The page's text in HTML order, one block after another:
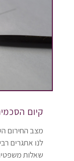
קיום
מצב החירום
לנו אתגרים
שאלות